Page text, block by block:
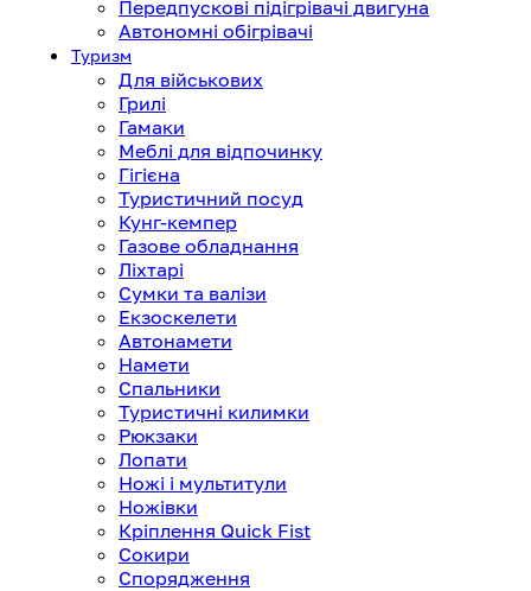
Передпускові підігрівачі двигуна
Автономні обігрівачі
Туризм
Для військових
Грилі
Гамаки
Меблі для відпочинку
Гігієна
Туристичний посуд
Кунг-кемпер
Газове обладнання
Ліхтарі
Сумки та валізи
Екзоскелети
Автонамети
Намети
Спальники
Туристичні килимки
Рюкзаки
Лопати
Ножі і мультитули
Ножівки
Кріплення Quick Fist
Сокири
Спорядження